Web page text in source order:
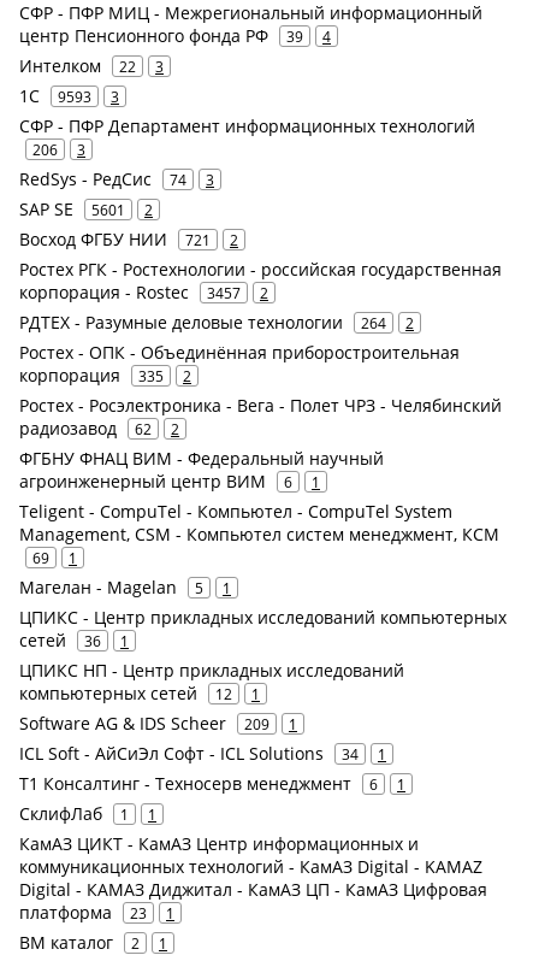
СФР - ПФР МИЦ - Межрегиональный информационный
центр Пенсионного фонда РФ
39 4
Интелком 22 3
1С 9593 3
СФР - ПФР Департамент информационных технологий
206 3
RedSys - РедСис 74 3
SAP SE 5601 2
Восход ФГБУ НИИ 721 2
Ростех РГК - Ростехнологии - российская государственная
корпорация - Rostec
3457 2
РДТЕХ - Разумные деловые технологии 264 2
Ростех - ОПК - Объединённая приборостроительная
корпорация
335 2
Ростех - Росэлектроника - Вега - Полет ЧРЗ - Челябинский
радиозавод
62 2
ФГБНУ ФНАЦ ВИМ - Федеральный научный
агроинженерный центр ВИМ
6 1
Teligent - CompuTel - Компьютел - CompuTel System
Management, CSM - Компьютел систем менеджмент, КСМ
69 1
Магелан - Magelan 5 1
ЦПИКС - Центр прикладных исследований компьютерных
сетей
36 1
ЦПИКС НП - Центр прикладных исследований
компьютерных сетей
12 1
Software AG & IDS Scheer 209 1
ICL Soft - АйСиЭл Софт - ICL Solutions 34 1
Т1 Консалтинг - Техносерв менеджмент 6 1
СклифЛаб 1 1
КамАЗ ЦИКТ - КамАЗ Центр информационных и
коммуникационных технологий - КамАЗ Digital - KAMAZ
Digital - КАМАЗ Диджитал - КамАЗ ЦП - КамАЗ Цифровая
платформа
23 1
ВМ каталог 2 1